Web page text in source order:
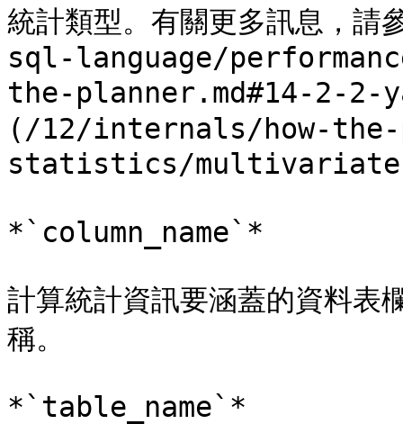
統計類型。有關更多訊息
sql-language/
the-planner.md#14-2-2-
(/12/internals/how-the-
statistics/multivariate-
*`column_name`*
計算統計資訊要涵蓋的資料表
稱。
*`table_name`*